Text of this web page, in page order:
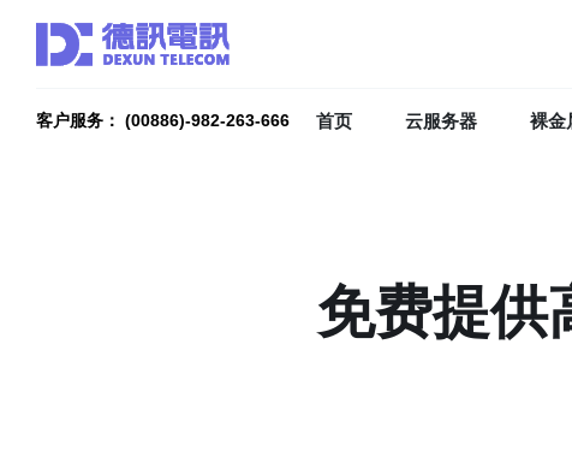
客户服务： (00886)-982-263-666 首页 云服务器 裸金
免费提供